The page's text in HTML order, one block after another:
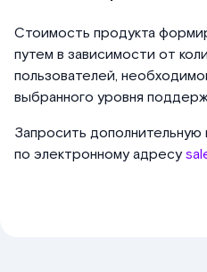
Стоимость продукта
путем в зависимости от
пользователей,
выбранного уровня
Запросить
по электронному адресу